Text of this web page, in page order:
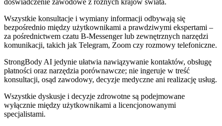
doświadczenie zawodowe z różnych krajów świata.
Wszystkie konsultacje i wymiany informacji odbywają się
bezpośrednio między użytkownikami a prawdziwymi ekspertami –
za pośrednictwem czatu B-Messenger lub zewnętrznych narzędzi
komunikacji, takich jak Telegram, Zoom czy rozmowy telefoniczne.
StrongBody AI jedynie ułatwia nawiązywanie kontaktów, obsługę
płatności oraz narzędzia porównawcze; nie ingeruje w treść
konsultacji, osąd zawodowy, decyzje medyczne ani realizację usług.
Wszystkie dyskusje i decyzje zdrowotne są podejmowane
wyłącznie między użytkownikami a licencjonowanymi
specjalistami.